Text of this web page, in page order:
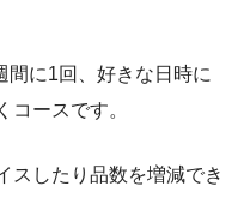
間に1回、好きな日時に
コースです。
スしたり品数を増減でき